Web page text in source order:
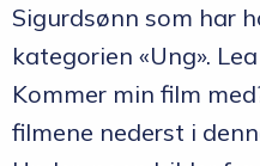
Sigurdsønn som har
kategorien «Ung».
Kommer min film
filmene nederst i